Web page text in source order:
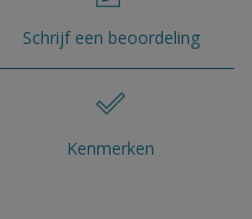
Schrijf een beoordeling
Kenmerken